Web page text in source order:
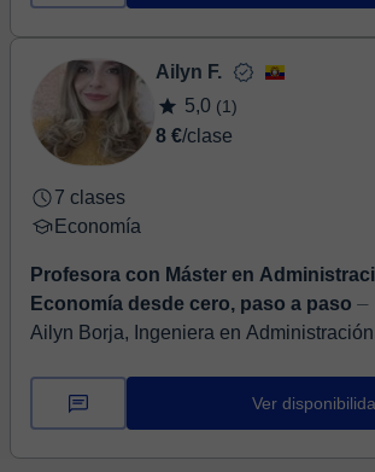
Ailyn F.
5,0 (1)
8 €/clase
7 clases
Economía
Profesora con Máster en
Economía desde cero, paso a paso ⏤ ¡Hola! Soy
Ailyn Borja, Ingeniera en Administración
Durante seis años he trabajado como ...
Ver